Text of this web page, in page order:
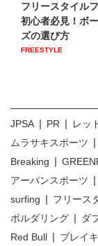
フリースタイル
初心者必見！ボ
ズの選び方
FREESTYLE
JPSA PR レッ
ムラサキスポーツ
Breaking
アーバンスポーツ
surfing
フリース
ボルダリング
ダ
Red Bull
ブレイ